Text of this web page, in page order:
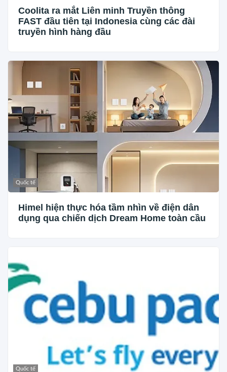
Coolita ra mắt Liên minh Truyền thông
FAST đầu tiên tại Indonesia cùng các đài
truyền hình hàng đầu
Quốc tế
Himel hiện thực hóa tầm nhìn về điện dân
dụng qua chiến dịch Dream Home toàn cầu
Quốc tế